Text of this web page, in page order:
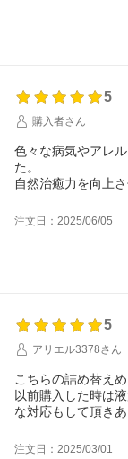
5
購入者さん
色々な病気やアレ
た。
自然治癒力を向上
注文日：2025/06/05
5
アリエル3378さん
こちらの詰め替え
以前購入した時は
な対応もして頂き
注文日：2025/03/01